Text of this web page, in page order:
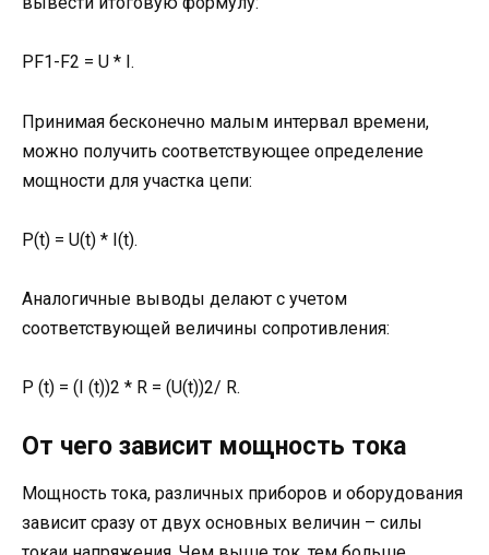
PF1-F2 = U * I.
Принимая бесконечно малым интервал времени,
можно получить соответствующее определение
мощности для участка цепи:
P(t) = U(t) * I(t).
Аналогичные выводы делают с учетом
соответствующей величины сопротивления:
P (t) = (I (t))2 * R = (U(t))2/ R.
От чего зависит мощность тока
Мощность тока, различных приборов и оборудования
зависит сразу от двух основных величин – силы